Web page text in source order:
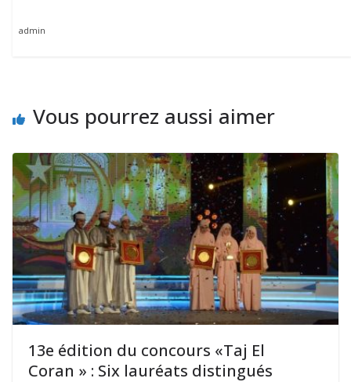
admin
Vous pourrez aussi aimer
13e édition du concours «Taj El
Coran » : Six lauréats distingués